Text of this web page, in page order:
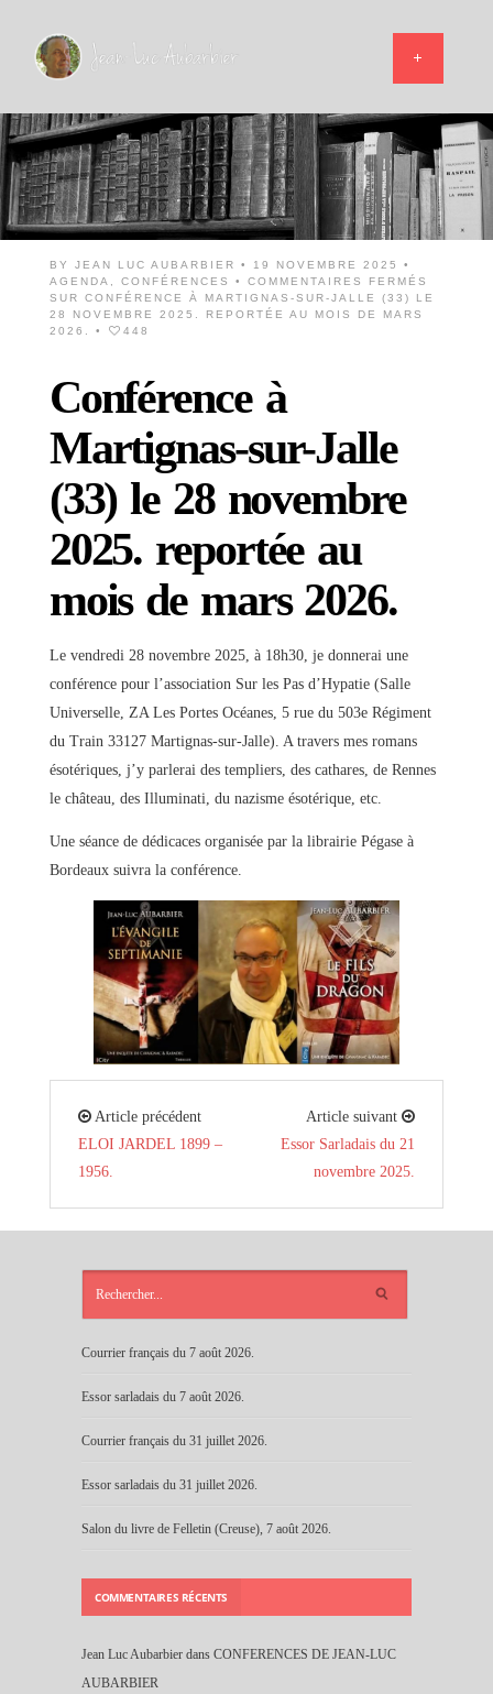
BY JEAN LUC AUBARBIER
• 19 NOVEMBRE 2025 •
AGENDA
CONFÉRENCES • COMMENTAIRES FERMÉS
SUR CONFÉRENCE À MARTIGNAS-SUR-JALLE (33) LE
28 NOVEMBRE 2025. REPORTÉE AU MOIS DE MARS
2026.
• 448
Conférence à
Martignas-sur-Jalle
(33) le 28 novembre
2025. reportée au
mois de mars 2026.
Le vendredi 28 novembre 2025, à 18h30, je donnerai une
conférence pour l’association Sur les Pas d’Hypatie (Salle
Universelle, ZA Les Portes Océanes, 5 rue du 503e Régiment
du Train 33127 Martignas-sur-Jalle). A travers mes romans
ésotériques, j’y parlerai des templiers, des cathares, de Rennes
le château, des Illuminati, du nazisme ésotérique, etc.
Une séance de dédicaces organisée par la librairie Pégase à
Bordeaux suivra la conférence.
Article précédent
ELOI JARDEL 1899 –
1956.
Article suivant
Essor Sarladais du 21
novembre 2025.
Courrier français du 7 août 2026.
Essor sarladais du 7 août 2026.
Courrier français du 31 juillet 2026.
Essor sarladais du 31 juillet 2026.
Salon du livre de Felletin (Creuse), 7 août 2026.
COMMENTAIRES RÉCENTS
Jean Luc Aubarbier dans CONFERENCES DE JEAN-LUC
AUBARBIER